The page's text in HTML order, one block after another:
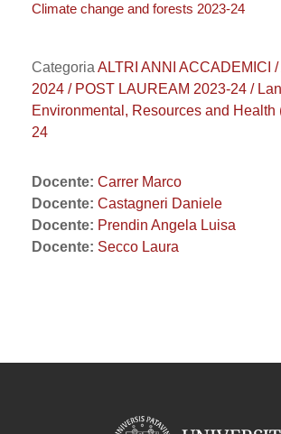
Climate change and forests 2023-24
Categoria ALTRI ANNI ACCADEMICI /
2024 / POST LAUREAM 2023-24 /
Environmental, Resources and Health
24
Docente: Carrer Marco
Docente: Castagneri Daniele
Docente: Prendin Angela Luisa
Docente: Secco Laura